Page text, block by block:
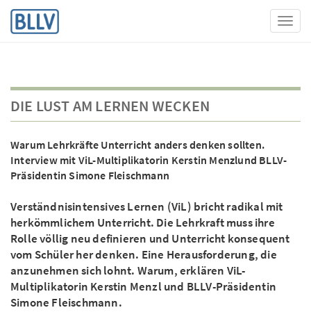
DIE LUST AM LERNEN WECKEN
Warum Lehrkräfte Unterricht anders denken sollten.
Interview mit ViL-Multiplikatorin Kerstin Menzlund BLLV-
Präsidentin Simone Fleischmann
Verständnisintensives Lernen (ViL) bricht radikal mit
herkömmlichem Unterricht. Die Lehrkraft muss ihre
Rolle völlig neu definieren und Unterricht konsequent
vom Schüler her denken. Eine Herausforderung, die
anzunehmen sich lohnt. Warum, erklären ViL-
Multiplikatorin Kerstin Menzl und BLLV-Präsidentin
Simone Fleischmann.